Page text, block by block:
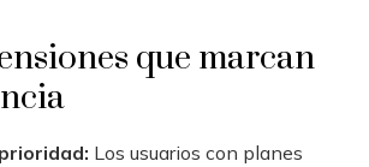
que marcan
Los usuarios con planes